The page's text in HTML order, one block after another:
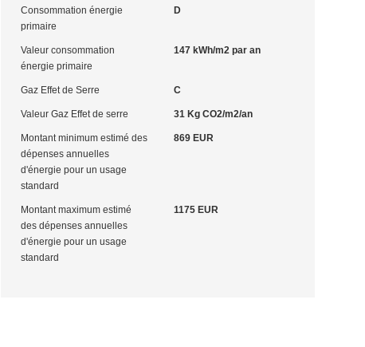
Consommation énergie
primaire
D
Valeur consommation
énergie primaire
147 kWh/m2 par an
Gaz Effet de Serre C
Valeur Gaz Effet de serre 31 Kg CO2/m2/an
Montant minimum estimé des
dépenses annuelles
d'énergie pour un usage
standard
869 EUR
Montant maximum estimé
des dépenses annuelles
d'énergie pour un usage
standard
1175 EUR